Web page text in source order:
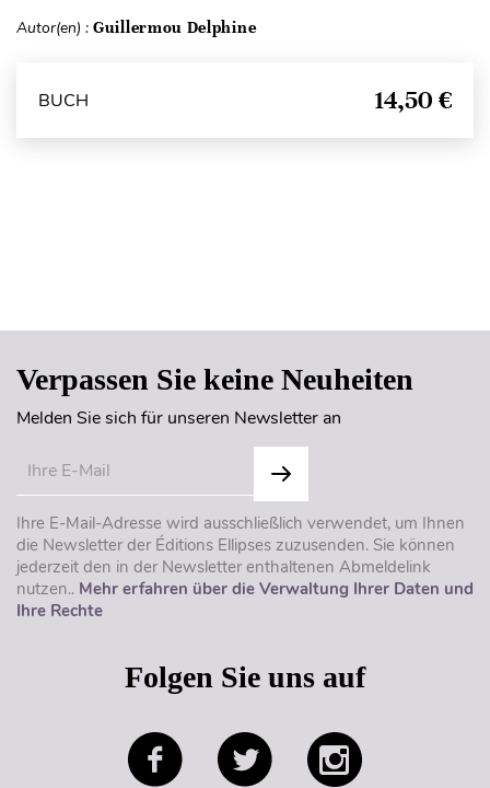
Autor(en) : Guillermou Delphine
BUCH 14,50 €
Verpassen Sie keine Neuheiten
Melden Sie sich für unseren Newsletter an
Ihre E-Mail-Adresse wird ausschließlich verwendet, um Ihnen
die Newsletter der Éditions Ellipses zuzusenden. Sie können
jederzeit den in der Newsletter enthaltenen Abmeldelink
nutzen.. Mehr erfahren über die Verwaltung Ihrer Daten und
Ihre Rechte
Folgen Sie uns auf